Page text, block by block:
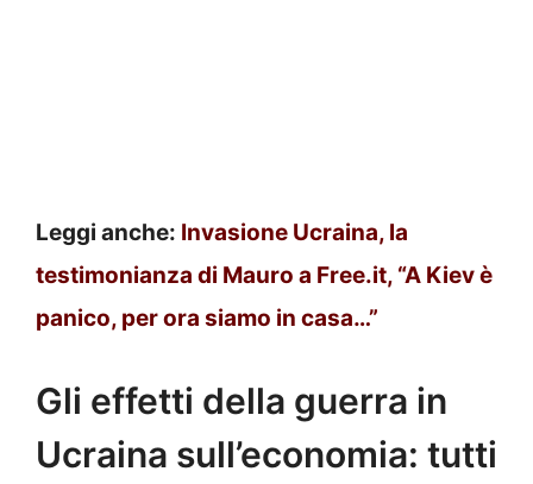
Leggi anche: Invasione Ucraina, la
testimonianza di Mauro a Free.it, “A Kiev è
panico, per ora siamo in casa…”
Gli effetti della guerra in
Ucraina sull’economia: tutti